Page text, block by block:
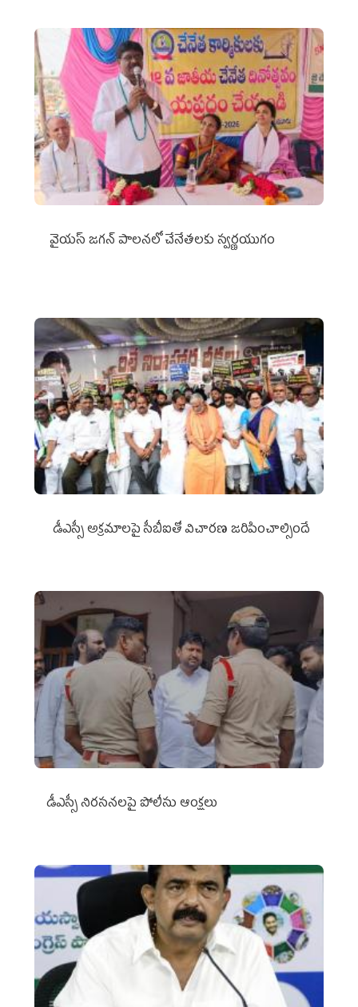
వైయ‌స్ జగన్ పాలనలో చేనేతలకు స్వర్ణయుగం
డీఎస్సీ అక్రమాలపై సీబీఐతో విచారణ జరిపించాల్సిందే
డీఎస్సీ నిరసనలపై పోలీసు ఆంక్షలు